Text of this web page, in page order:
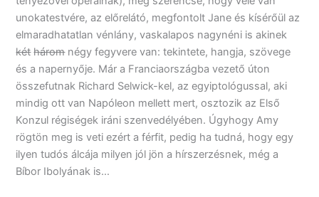
unokatestvére, az előrelátó, megfontolt Jane és kísérőül az
elmaradhatatlan vénlány, vaskalapos nagynéni is akinek
két háromnégy fegyvere van: tekintete, hangja, szövege
és a napernyője. Már a Franciaországba vezető úton
összefutnak Richard Selwick-kel, az egyiptológussal, aki
mindig ott van Napóleon mellett mert, osztozik az Első
Konzul régiségek iráni szenvedélyében. Úgyhogy Amy
rögtön meg is veti ezért a férfit, pedig ha tudná, hogy egy
ilyen tudós álcája milyen jól jön a hírszerzésnek, még a
Bíbor Ibolyának is…